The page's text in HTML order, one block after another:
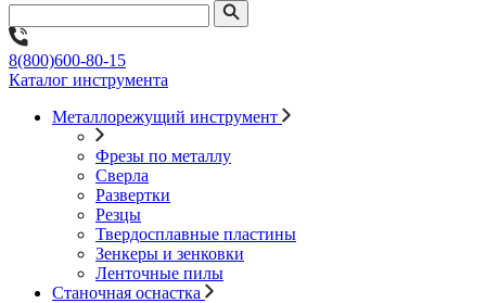
8(800)600-80-15
Каталог инструмента
Металлорежущий инструмент
Фрезы по металлу
Сверла
Развертки
Резцы
Твердосплавные пластины
Зенкеры и зенковки
Ленточные пилы
Станочная оснастка